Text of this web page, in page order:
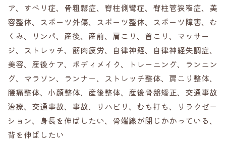
ア、すべり症、骨粗鬆症、脊柱側彎症、脊柱管狭窄症、美
容整体、スポーツ外傷、スポーツ整体、スポーツ障害、む
くみ、リンパ、産後、産前、肩こり、首こり、マッサー
ジ、ストレッチ、筋肉疲労、自律神経、自律神経失調症、
美容、産後ケア、ボディメイク、トレーニング、ランニン
グ、マラソン、ランナー、ストレッチ整体、肩こり整体、
腰痛整体、小顔整体、産後整体、産後骨盤矯正、交通事故
治療、交通事故、事故、リハビリ、むち打ち、リラクゼー
ション、身長を伸ばしたい、骨端線が閉じかかっている、
背を伸ばしたい